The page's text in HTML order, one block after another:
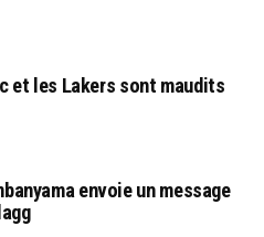
et les Lakers sont maudits
envoie un message